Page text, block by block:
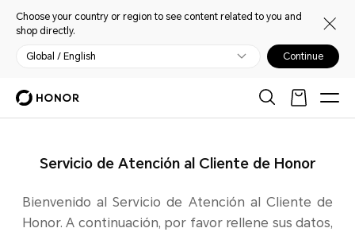
Choose your country or region to see content related to you and
shop directly.
Global / English Continue
Servicio de Atención al Cliente de Honor
Bienvenido al Servicio de Atención al Cliente de
Honor. A continuación, por favor rellene sus datos,